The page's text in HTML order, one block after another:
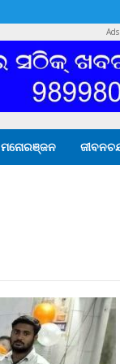
Ads
ମନୋରଞ୍ଜନ